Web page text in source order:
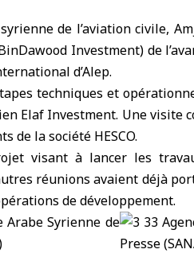
de l’aviation civile,
Investment)de
d’Alep.
techniques et
Elaf Investment. Une visite
de la société HESCO.
visant à lancer les
réunions avaient déjà
de développement.